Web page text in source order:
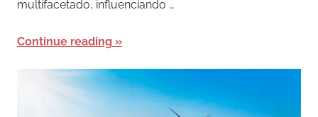
multifacetado, influenciando …
Continue reading